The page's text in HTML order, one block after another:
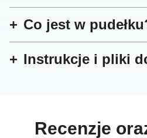
Co jest w
Instrukcje i pliki
Recenzje